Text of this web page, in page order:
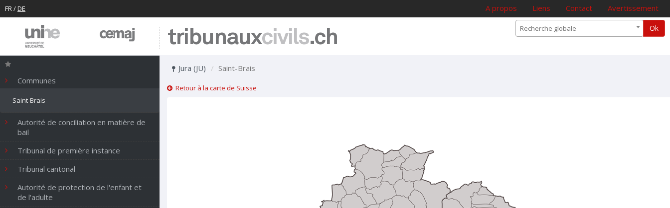
FR/DE A propos Liens Contact Avertissement
tribunauxcivils.ch Recherche globale Ok
Communes
Saint-Brais
Autorité de conciliation en matière de
bail
Tribunal de première instance
Tribunal cantonal
Autorité de protection de l'enfant et
de l'adulte
Jura (JU) Saint-Brais
Retour à la carte de Suisse